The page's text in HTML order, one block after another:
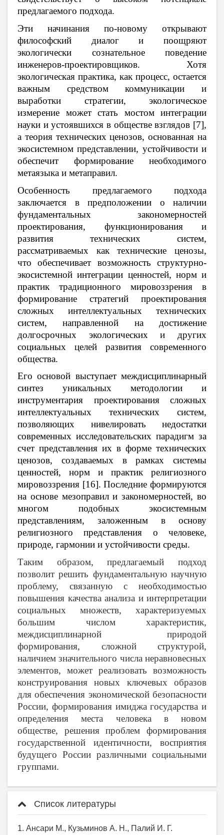
предлагаемого подхода.
Эти начинания по-новому открывают
философский диалог и поощряют
экологически сознательное поведение
инженеров-проектировщиков. Хотя
экологическая практика, как процесс, остается
важным средством коммуникации и
выработки стратегии, экологическое
измерение может стать мостом интеграции
науки и устоявшихся в обществе взглядов [7],
а теория технических ценозов, основанная на
экосистемном представлении, устойчивости и
обеспечит формирование необходимого
метаязыка и метаправил.
Особенность предлагаемого подхода
заключается в предположении о наличии
фундаментальных закономерностей
проектирования, функционирования и
развития технических систем,
рассматриваемых как технические ценозы,
что обеспечивает возможность структурно-
экосистемной интеграции ценностей, норм и
практик традиционного мировоззрения в
формирование стратегий проектирования
сложных интеллектуальных технических
систем, направленной на достижение
долгосрочных экологических и других
социальных целей развития современного
общества.
Его основой выступает междисциплинарный
синтез уникальных методологии и
инструментария проектирования сложных
интеллектуальных технических систем,
позволяющих нивелировать недостатки
современных исследовательских парадигм за
счет представления их в форме технических
ценозов, создаваемых в рамках системы
ценностей, норм и практик религиозного
мировоззрения [16]. Последние формируются
на основе мезоправил и закономерностей, во
многом подобных экосистемным
представлениям, заложенным в основу
религиозного представления о человеке,
природе, гармонии и устойчивости среды.
Таким образом, предлагаемый подход
позволит решить фундаментальную научную
проблему, связанную с необходимостью
повышения качества анализа и интерпретации
социальных множеств, характеризуемых
большим числом характеристик,
междисциплинарной природой
формирования, сложной структурой,
наличием значительного числа неравновесных
элементов, может реализовать возможность
конструирования новых ключевых образов
для обеспечения экономической безопасности
России, формирования имиджа государства и
определения места человека в новом
обществе, решения проблем формирования
государственной идентичности, восприятия
будущего России различными социальными
группами.
Список литературы
1. Ансари М., Кузьминов А. Н., Палий И. Г.